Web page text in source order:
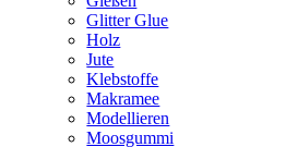
Glitter Glue
Holz
Jute
Klebstoffe
Makramee
Modellieren
Moosgummi